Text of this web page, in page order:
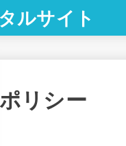
ルサイト
リシー